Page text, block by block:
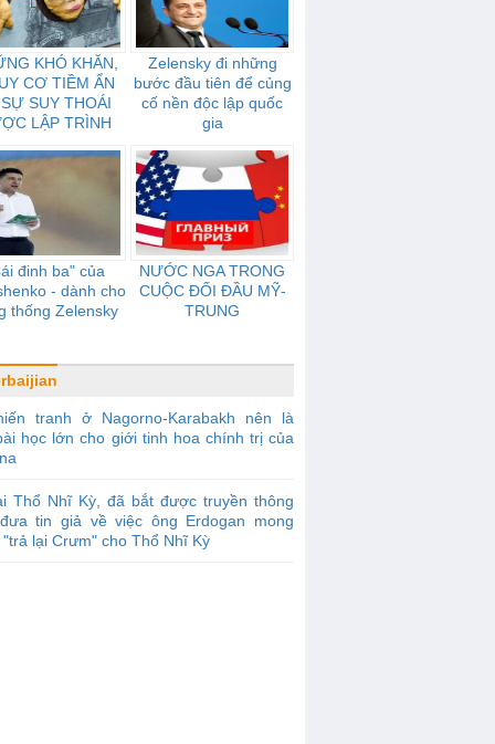
KHÓ KHĂN,
CƠ TIỀM ẨN
SUY THOÁI
LẬP TRÌNH
Zelensky đi những
bước đầu tiên để củng
cố nền độc lập quốc
gia
đinh ba" của
- dành cho
thống Zelensky
NƯỚC NGA TRONG
CUỘC ĐỐI ĐẦU MỸ-
TRUNG
tranh ở Nagorno-Karabakh nên là
học lớn cho giới tinh hoa chính trị của
Thổ Nhĩ Kỳ, đã bắt được truyền thông
tin giả về việc ông Erdogan mong
lại Crưm" cho Thổ Nhĩ Kỳ